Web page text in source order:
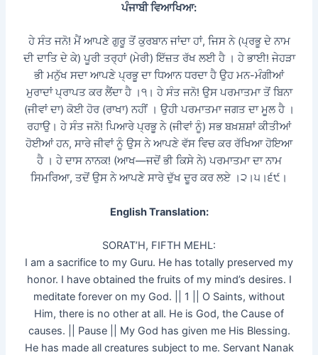
ਪੰਜਾਬੀ ਵਿਆਖਿਆ:
ਹੇ ਸੰਤ ਜਨੋ! ਮੈਂ ਆਪਣੇ ਗੁਰੂ ਤੋਂ ਕੁਰਬਾਨ ਜਾਂਦਾ ਹਾਂ, ਜਿਸ ਨੇ (ਪ੍ਰਭੂ ਦੇ ਨਾਮ
ਦੀ ਦਾਤਿ ਦੇ ਕੇ) ਪੂਰੀ ਤਰ੍ਹਾਂ (ਮੇਰੀ) ਇੱਜ਼ਤ ਰੱਖ ਲਈ ਹੈ । ਹੇ ਭਾਈ! ਜੇਹੜਾ
ਭੀ ਮਨੁੱਖ ਸਦਾ ਆਪਣੇ ਪ੍ਰਭੂ ਦਾ ਧਿਆਨ ਧਰਦਾ ਹੈ ਉਹ ਮਨ-ਮੰਗੀਆਂ
ਮੁਰਾਦਾਂ ਪ੍ਰਾਪਤ ਕਰ ਲੈਂਦਾ ਹੈ ।੧। ਹੇ ਸੰਤ ਜਨੋ! ਉਸ ਪਰਮਾਤਮਾ ਤੋਂ ਬਿਨਾ
(ਜੀਵਾਂ ਦਾ) ਕੋਈ ਹੋਰ (ਰਾਖਾ) ਨਹੀਂ । ਉਹੀ ਪਰਮਾਤਮਾ ਜਗਤ ਦਾ ਮੂਲ ਹੈ ।
ਰਹਾਉ। ਹੇ ਸੰਤ ਜਨੋ! ਪਿਆਰੇ ਪ੍ਰਭੂ ਨੇ (ਜੀਵਾਂ ਨੂੰ) ਸਭ ਬਖ਼ਸ਼ਸ਼ਾਂ ਕੀਤੀਆਂ
ਹੋਈਆਂ ਹਨ, ਸਾਰੇ ਜੀਵਾਂ ਨੂੰ ਉਸ ਨੇ ਆਪਣੇ ਵੱਸ ਵਿਚ ਕਰ ਰੱਖਿਆ ਹੋਇਆ
ਹੈ । ਹੇ ਦਾਸ ਨਾਨਕ! (ਆਖ—ਜਦੋਂ ਭੀ ਕਿਸੇ ਨੇ) ਪਰਮਾਤਮਾ ਦਾ ਨਾਮ
ਸਿਮਰਿਆ, ਤਦੋਂ ਉਸ ਨੇ ਆਪਣੇ ਸਾਰੇ ਦੁੱਖ ਦੂਰ ਕਰ ਲਏ ।੨।੫।੬੯।
English Translation:
SORAT’H, FIFTH MEHL:
I am a sacrifice to my Guru. He has totally preserved my
honor. I have obtained the fruits of my mind’s desires. I
meditate forever on my God. || 1 || O Saints, without
Him, there is no other at all. He is God, the Cause of
causes. || Pause || My God has given me His Blessing.
He has made all creatures subject to me. Servant Nanak